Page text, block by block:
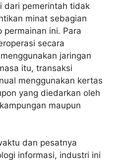
dari pemerintah tidak
minat sebagian
permainan ini. Para
secara
jaringan
itu, transaksi
menggunakan kertas
yang diedarkan oleh
maupun
dan pesatnya
informasi, industri ini